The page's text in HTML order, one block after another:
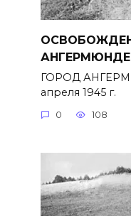
АНГЕРМЮНДЕ
ГОРОД
апреля 1945 г.
0 108